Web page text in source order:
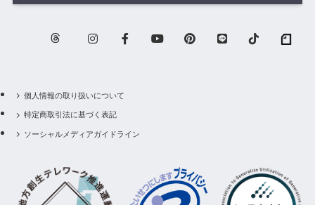
個人情報の取り扱いについて
特定商取引法に基づく表記
ソーシャルメディアガイドライン